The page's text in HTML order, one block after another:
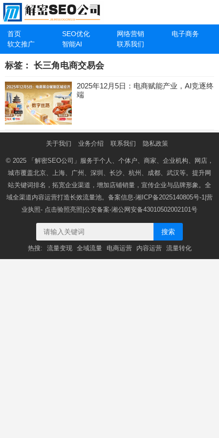
首页 SEO优化 网络营销
电子商务
软文推广
智能AI 联系我们
标签： 长三角电商交易会
2025年12月5日：电商赋能产业，AI竞逐终
端
关于我们 业务介绍 联系我们 隐私政策
© 2025 「解密SEO公司」 服务于个人、个体户、商家、企业机构、网店，
城市覆盖北京、上海、广州、深圳、长沙、杭州、成都、武汉等。提升网
站关键词排名，拓宽企业渠道，增加店铺销量，宣传企业与品牌形象。全
域全渠道内容运营打造长效流量池。备案信息-湘ICP备2025140805号-1 |营
业执照- 点击验照亮照 |公安备案-湘公网安备43010502002101号
搜索
热搜: 流量变现 全域流量 电商运营 内容运营 流量转化